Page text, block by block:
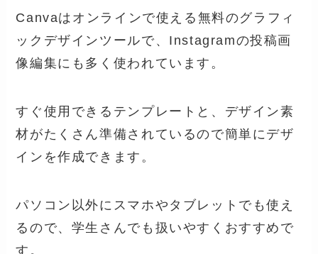
Canvaはオンラインで使える無料のグラフィ
ックデザインツールで、Instagramの投稿画
像編集にも多く使われています。
すぐ使用できるテンプレートと、デザイン素
材がたくさん準備されているので簡単にデザ
インを作成できます。
パソコン以外にスマホやタブレットでも使え
るので、学生さんでも扱いやすくおすすめで
す。